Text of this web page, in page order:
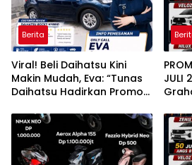
Berita
Viral! Beli Daihatsu Kini
Makin Mudah, Eva: “Tunas
Daihatsu Hadirkan Promo
JULI
0